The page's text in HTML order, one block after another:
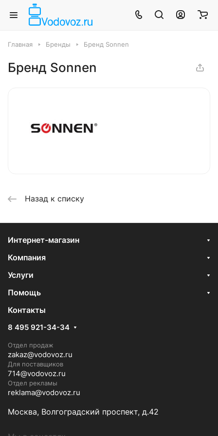
Главная Бренды Бренд Sonnen
Бренд Sonnen
Назад к списку
Интернет-магазин
Компания
Услуги
Помощь
Контакты
8 495 921-34-34
Отдел продаж
zakaz@vodovoz.ru
Для поставщиков
714@vodovoz.ru
Отдел рекламы
reklama@vodovoz.ru
Москва, Волгоградский проспект, д.42